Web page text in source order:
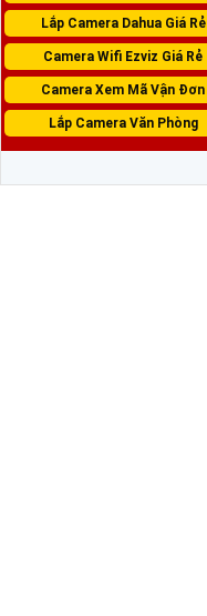
Lắp Camera Dahua Giá Rẻ
Camera Wifi Ezviz Giá Rẻ
Camera Xem Mã Vận Đơn
Lắp Camera Văn Phòng